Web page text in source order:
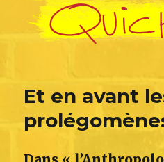
Et en avant